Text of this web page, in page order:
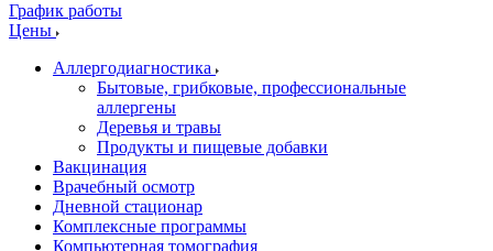
График работы
Цены
Аллергодиагностика
Бытовые, грибковые, профессиональные
аллергены
Деревья и травы
Продукты и пищевые добавки
Вакцинация
Врачебный осмотр
Дневной стационар
Комплексные программы
Компьютерная томография